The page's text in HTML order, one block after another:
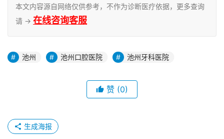
本文内容源自网络仅供参考，不作为诊断医疗依据，更多查询
请 → 在线咨询客服
池州 池州口腔医院 池州牙科医院
赞 (0)
生成海报